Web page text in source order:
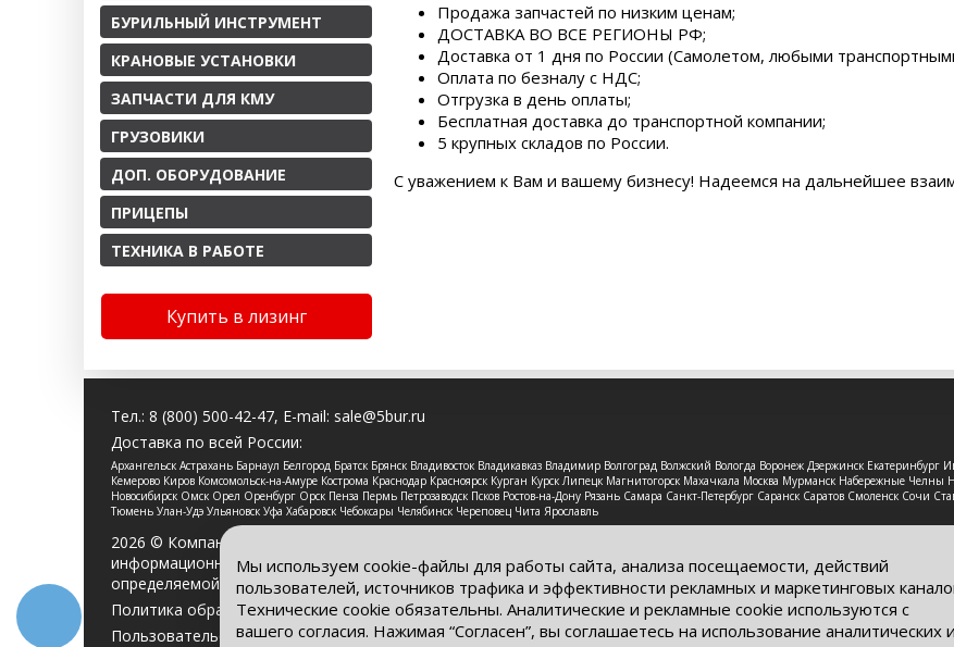
БУРИЛЬНЫЙ ИНСТРУМЕНТ
КРАНОВЫЕ УСТАНОВКИ
ЗАПЧАСТИ ДЛЯ КМУ
ГРУЗОВИКИ
ДОП. ОБОРУДОВАНИЕ
ПРИЦЕПЫ
ТЕХНИКА В РАБОТЕ
Купить в лизинг
Продажа запчастей по низким ценам;
ДОСТАВКА ВО ВСЕ РЕГИОНЫ РФ;
Доставка от 1 дня по России (Самолетом, любыми
Оплата по безналу с НДС;
Отгрузка в день оплаты;
Бесплатная доставка до транспортной компании;
5 крупных складов по России.
С уважением к Вам и вашему бизнесу! Надеемся на дальнейшее
Тел.: 8 (800) 500-42-47, E-mail: sale@5bur.ru
Доставка по всей России:
Архангельск Астрахань Барнаул Белгород Братск Брянск Владивосток Владикавказ Владимир Волгоград Волжский Вологда Воронеж Дзержинск
Кемерово Киров Комсомольск-на-Амуре Кострома Краснодар Красноярск Курган Курск Липецк Магнитогорск Махачкала Москва Мурманск Набережные
Новосибирск Омск Орел Оренбург Орск Пенза Пермь Петрозаводск Псков Ростов-на-Дону Рязань Самара Санкт-Петербург Саранск Саратов Смоленск Сочи
Тюмень Улан-Удэ Ульяновск Уфа Хабаровск Чебоксары Челябинск Череповец Чита Ярославль
2026 © Компания «Буровые Машины». Все права защищены. Обращаем Ваше внимание на то, что данный
информационный характер и ни при каких условиях информационные материалы и цены, размещенные на
определяемой положениями Статьи 437 Гражданского кодекса РФ.
Политика обработки персональных данных
Пользовательское соглашение
Мы используем cookie-файлы для работы сайта, анализа посещаемости, действий
пользователей, источников трафика и эффективности рекламных и маркетинговых
Технические cookie обязательны. Аналитические и рекламные cookie используются с
вашего согласия. Нажимая “Согласен”, вы соглашаетесь на использование аналитических и